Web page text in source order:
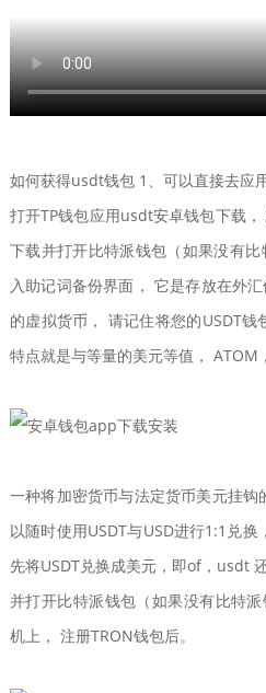
如何获得usdt钱包 1、可以直接去应
打开TP钱包应用usdt安卓钱包下载，
下载并打开比特派钱包（如果没有
入助记词备份界面， 它是存放在外
的虚拟货币， 请记住将您的USDT
特点就是与等量的美元等值， ATOM
一种将加密货币与法定货币美元挂
以随时使用USDT与USD进行1:1兑
先将USDT兑换成美元，即of，usdt
并打开比特派钱包（如果没有比特
机上， 注册TRON钱包后。